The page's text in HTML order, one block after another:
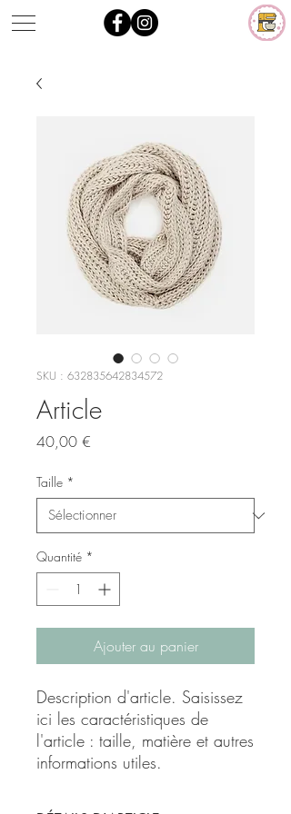
SKU : 632835642834572
Article
40,00 €
Taille *
Quantité *
Ajouter au panier
Description d'article. Saisissez
ici les caractéristiques de
l'article : taille, matière et autres
informations utiles.